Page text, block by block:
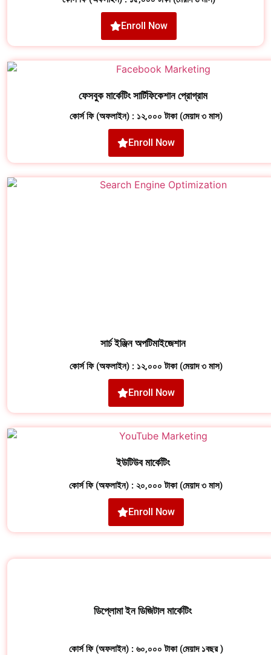
Enroll Now
ফেসবুক মার্কেটিং সার্টিফিকেশান প্রোগ্রাম
কোর্স ফি (অফলাইন) : ১২,০০০ টাকা (মেয়াদ ৩ মাস)
Enroll Now
সার্চ ইঞ্জিন অপটিমাইজেশান
কোর্স ফি (অফলাইন) : ১২,০০০ টাকা (মেয়াদ ৩ মাস)
Enroll Now
ইউটিউব মার্কেটিং
কোর্স ফি (অফলাইন) : ২০,০০০ টাকা (মেয়াদ ৩ মাস)
Enroll Now
ডিপ্লোমা ইন ডিজিটাল মার্কেটিং
কোর্স ফি (অফলাইন) : ৬০,০০০ টাকা (মেয়াদ ১বছর )